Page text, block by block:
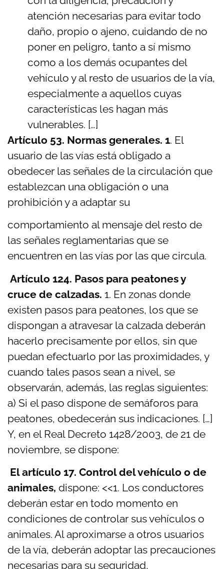
atención necesarias para evitar todo
daño, propio o ajeno, cuidando de no
poner en peligro, tanto a sí mismo
como a los demás ocupantes del
vehículo y al resto de usuarios de la vía,
especialmente a aquellos cuyas
características les hagan más
vulnerables. […]
Artículo 53. Normas generales. 1. El
usuario de las vías está obligado a
obedecer las señales de la circulación que
establezcan una obligación o una
prohibición y a adaptar su
comportamiento al mensaje del resto de
las señales reglamentarias que se
encuentren en las vías por las que circula.
Artículo 124. Pasos para peatones y
cruce de calzadas. 1. En zonas donde
existen pasos para peatones, los que se
dispongan a atravesar la calzada deberán
hacerlo precisamente por ellos, sin que
puedan efectuarlo por las proximidades, y
cuando tales pasos sean a nivel, se
observarán, además, las reglas siguientes:
a) Si el paso dispone de semáforos para
peatones, obedecerán sus indicaciones. […]
Y, en el Real Decreto 1428/2003, de 21 de
noviembre, se dispone:
El artículo 17. Control del vehículo o de
animales, dispone: <<1. Los conductores
deberán estar en todo momento en
condiciones de controlar sus vehículos o
animales. Al aproximarse a otros usuarios
de la vía, deberán adoptar las precauciones
necesarias para su seguridad,